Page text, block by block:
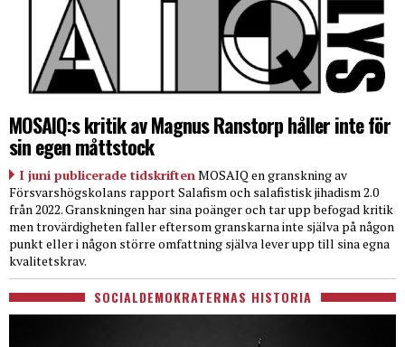
MOSAIQ:s kritik av Magnus Ranstorp håller inte för
sin egen måttstock
I juni publicerade tidskriftenMOSAIQ en granskning av
Försvarshögskolans rapport Salafism och salafistisk jihadism 2.0
från 2022. Granskningen har sina poänger och tar upp befogad kritik
men trovärdigheten faller eftersom granskarna inte själva på någon
punkt eller i någon större omfattning själva lever upp till sina egna
kvalitetskrav.
SOCIALDEMOKRATERNAS HISTORIA